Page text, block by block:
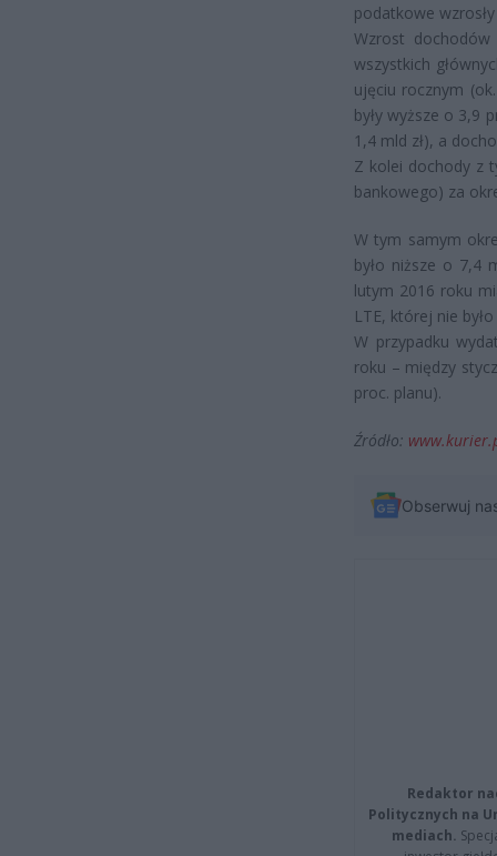
podatkowe
Wzrost
wszystkich
ujęciu rocznym
były wyższe o 3,9
1,4 mld zł), a
Z kolei dochody z
bankowego) za
W tym samym
było niższe o 7,4
lutym 2016 roku
LTE, której nie
W przypadku
roku – między
proc. planu).
Źródło:
Obserwuj
Redaktor
Politycznych na
mediach.